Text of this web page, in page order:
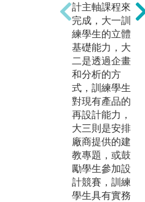
計主軸課程來
完成，大一訓
練學生的立體
基礎能力，大
二是透過企畫
和分析的方
式，訓練學生
對現有產品的
再設計能力，
大三則是安排
廠商提供的建
教專題，或鼓
勵學生參加設
計競賽，訓練
學生具有實務